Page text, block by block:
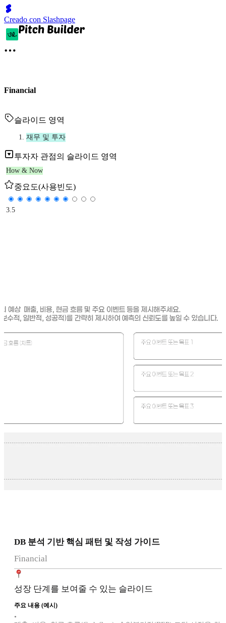
Creado con Slashpage
Financial
슬라이드 영역
재무 및 투자
투자자 관점의 슬라이드 영역
How & Now
중요도(사용빈도)
3.5
DB 분석 기반 핵심 패턴 및 작성 가이드
Financial
성장 단계를 보여줄 수 있는 슬라이드
주요 내용 (예시)
•